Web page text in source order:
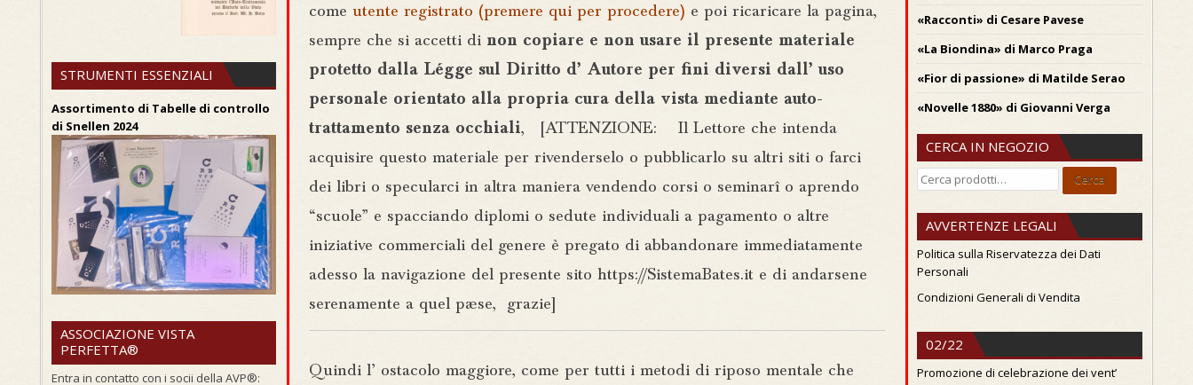
comeutente registrato (premere qui per procedere) e poi ricaricare la pagina,
sempre che si accetti di non copiare e non usare il presente materiale
protetto dalla Légge sul Diritto d’ Autore per fini diversi dall’ uso
personale orientato alla propria cura della vista mediante auto-
trattamento senza occhiali, [ATTENZIONE: Il Lettore che intenda
acquisire questo materiale per rivenderselo o pubblicarlo su altri siti o farci
dei libri o specularci in altra maniera vendendo corsi o seminarî o aprendo
“scuole” e spacciando diplomi o sedute individuali a pagamento o altre
iniziative commerciali del genere è pregato di abbandonare immediatamente
adesso la navigazione del presente sito https://SistemaBates.it e di andarsene
serenamente a quel paese, grazie]
Quindi l’ ostacolo maggiore, come per tutti i metodi di riposo mentale che
STRUMENTI ESSENZIALI
Assortimento di Tabelle di controllo
di Snellen 2024
ASSOCIAZIONE VISTA
PERFETTA®
Entra in contatto con i socii della AVP®:
«Racconti» di Cesare Pavese
«La Biondina» di Marco Praga
«Fior di passione» di Matilde Serao
«Novelle 1880» di Giovanni Verga
CERCA IN NEGOZIO
Cerca: Cerca
AVVERTENZE LEGALI
Politica sulla Riservatezza dei Dati
Personali
Condizioni Generali di Vendita
02/22
Promozione di celebrazione dei vent’